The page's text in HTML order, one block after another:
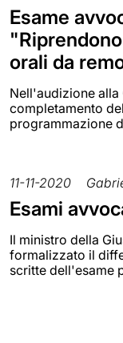
Esame
orali da
Nell'audizione alla
completamento
programmazione
11-11-2020
Esami
Il ministro della
formalizzato il
scritte dell'esame